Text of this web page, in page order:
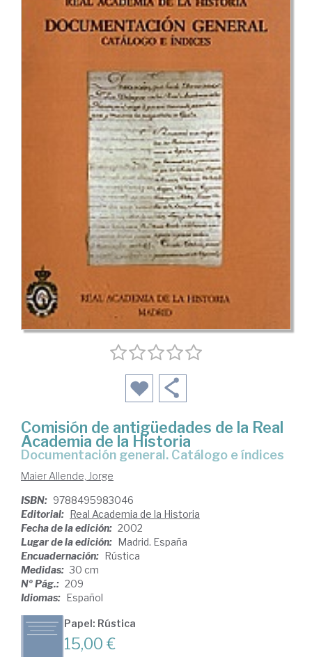
Comisión de antigüedades de la Real
Academia de la Historia
documentación general. Catálogo e índices
Maier Allende, Jorge
ISBN: 9788495983046
Editorial: Real Academia de la Historia
Fecha de la edición: 2002
Lugar de la edición: Madrid. España
Encuadernación: Rústica
Medidas: 30 cm
Nº Pág.: 209
Idiomas: Español
Papel: Rústica
15,00 €